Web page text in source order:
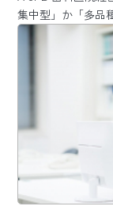
集中型」か「多